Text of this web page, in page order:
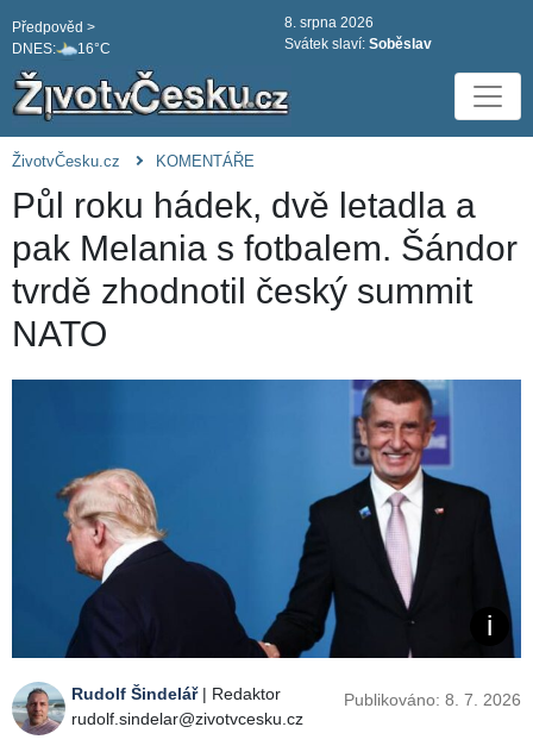
DNES: 16°C
Předpověd >
8. srpna 2026
Svátek slaví: Soběslav
ŽivotvČesku.cz KOMENTÁŘE
Půl roku hádek, dvě letadla a
pak Melania s fotbalem. Šándor
tvrdě zhodnotil český summit
NATO
Rudolf Šindelář| Redaktor
rudolf.sindelar@zivotvcesku.cz
Publikováno: 8. 7. 2026